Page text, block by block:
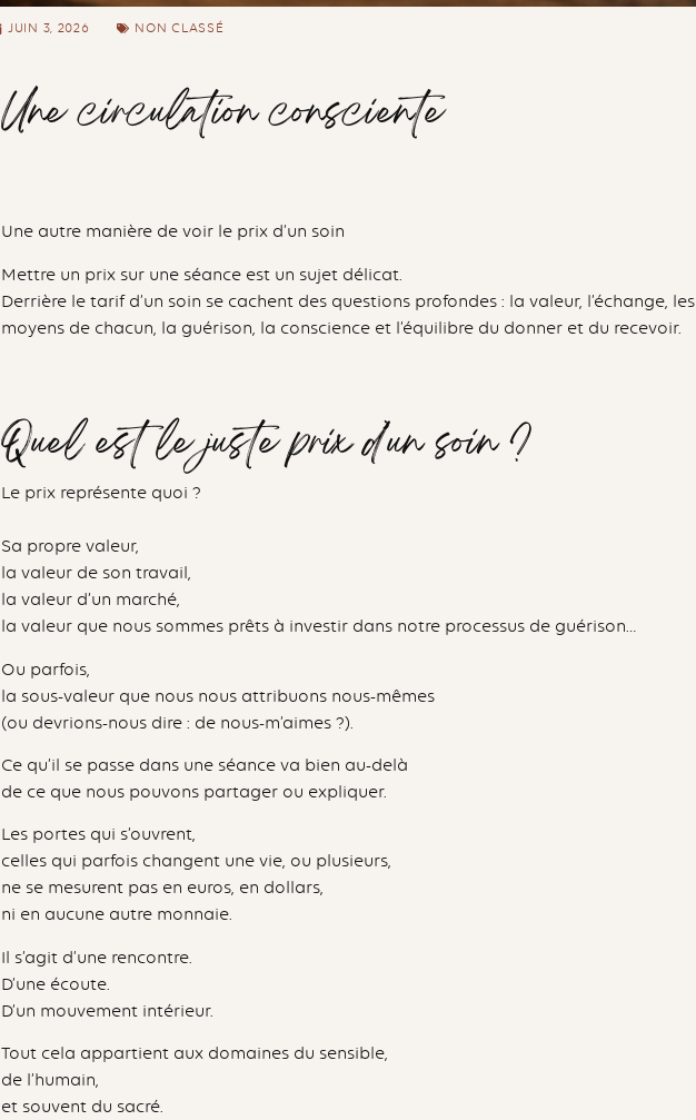
JUIN 3, 2026 NON CLASSÉ
Une circulation consciente
Une autre manière de voir le prix d’un soin
Mettre un prix sur une séance est un sujet délicat.
Derrière le tarif d’un soin se cachent des questions profondes : la valeur, l’échange, les
moyens de chacun, la guérison, la conscience et l’équilibre du donner et du recevoir.
Quel est le juste prix d’un soin ?
Le prix représente quoi ?
Sa propre valeur,
la valeur de son travail,
la valeur d’un marché,
la valeur que nous sommes prêts à investir dans notre processus de guérison…
Ou parfois,
la sous-valeur que nous nous attribuons nous-mêmes
(ou devrions-nous dire : de nous-m’aimes ?).
Ce qu’il se passe dans une séance va bien au-delà
de ce que nous pouvons partager ou expliquer.
Les portes qui s’ouvrent,
celles qui parfois changent une vie, ou plusieurs,
ne se mesurent pas en euros, en dollars,
ni en aucune autre monnaie.
Il s’agit d’une rencontre.
D’une écoute.
D’un mouvement intérieur.
Tout cela appartient aux domaines du sensible,
de l’humain,
et souvent du sacré.